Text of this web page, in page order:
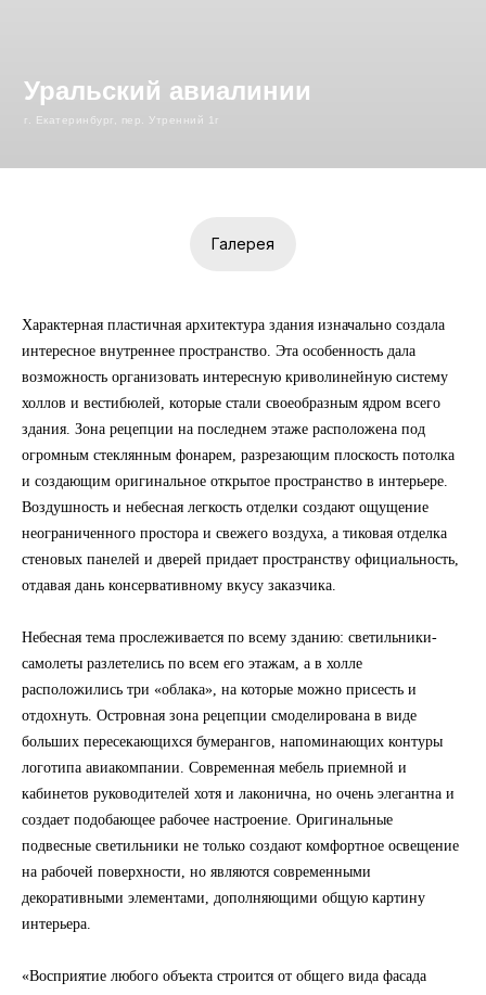
"УРАЛЬСКИЕ АВИАЛИНИИ"
Уральский авиалинии
г. Екатеринбург, пер. Утренний 1г
Галерея
Характерная пластичная архитектура здания изначально создала
интересное внутреннее пространство. Эта особенность дала
возможность организовать интересную криволинейную систему
холлов и вестибюлей, которые стали своеобразным ядром всего
здания. Зона рецепции на последнем этаже расположена под
огромным стеклянным фонарем, разрезающим плоскость потолка
и создающим оригинальное открытое пространство в интерьере.
Воздушность и небесная легкость отделки создают ощущение
неограниченного простора и свежего воздуха, а тиковая отделка
стеновых панелей и дверей придает пространству официальность,
отдавая дань консервативному вкусу заказчика.
Небесная тема прослеживается по всему зданию: светильники-
самолеты разлетелись по всем его этажам, а в холле
расположились три «облака», на которые можно присесть и
отдохнуть. Островная зона рецепции смоделирована в виде
больших пересекающихся бумерангов, напоминающих контуры
логотипа авиакомпании. Современная мебель приемной и
кабинетов руководителей хотя и лаконична, но очень элегантна и
создает подобающее рабочее настроение. Оригинальные
подвесные светильники не только создают комфортное освещение
на рабочей поверхности, но являются современными
декоративными элементами, дополняющими общую картину
интерьера.
«Восприятие любого объекта строится от общего вида фасада